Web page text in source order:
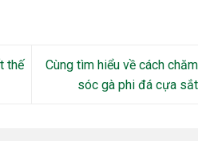
thế
Cùng tìm hiểu về cách chăm
sóc gà phi đá cựa sắt